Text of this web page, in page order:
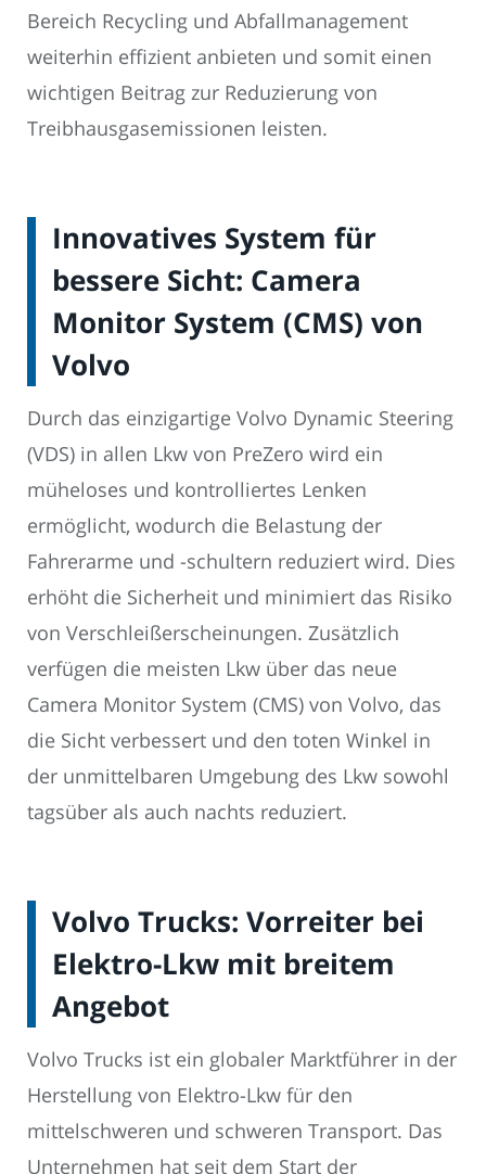
Bereich Recycling und Abfallmanagement
weiterhin effizient anbieten und somit einen
wichtigen Beitrag zur Reduzierung von
Treibhausgasemissionen leisten.
Innovatives System für
bessere Sicht: Camera
Monitor System (CMS) von
Volvo
Durch das einzigartige Volvo Dynamic Steering
(VDS) in allen Lkw von PreZero wird ein
müheloses und kontrolliertes Lenken
ermöglicht, wodurch die Belastung der
Fahrerarme und -schultern reduziert wird. Dies
erhöht die Sicherheit und minimiert das Risiko
von Verschleißerscheinungen. Zusätzlich
verfügen die meisten Lkw über das neue
Camera Monitor System (CMS) von Volvo, das
die Sicht verbessert und den toten Winkel in
der unmittelbaren Umgebung des Lkw sowohl
tagsüber als auch nachts reduziert.
Volvo Trucks: Vorreiter bei
Elektro-Lkw mit breitem
Angebot
Volvo Trucks ist ein globaler Marktführer in der
Herstellung von Elektro-Lkw für den
mittelschweren und schweren Transport. Das
Unternehmen hat seit dem Start der